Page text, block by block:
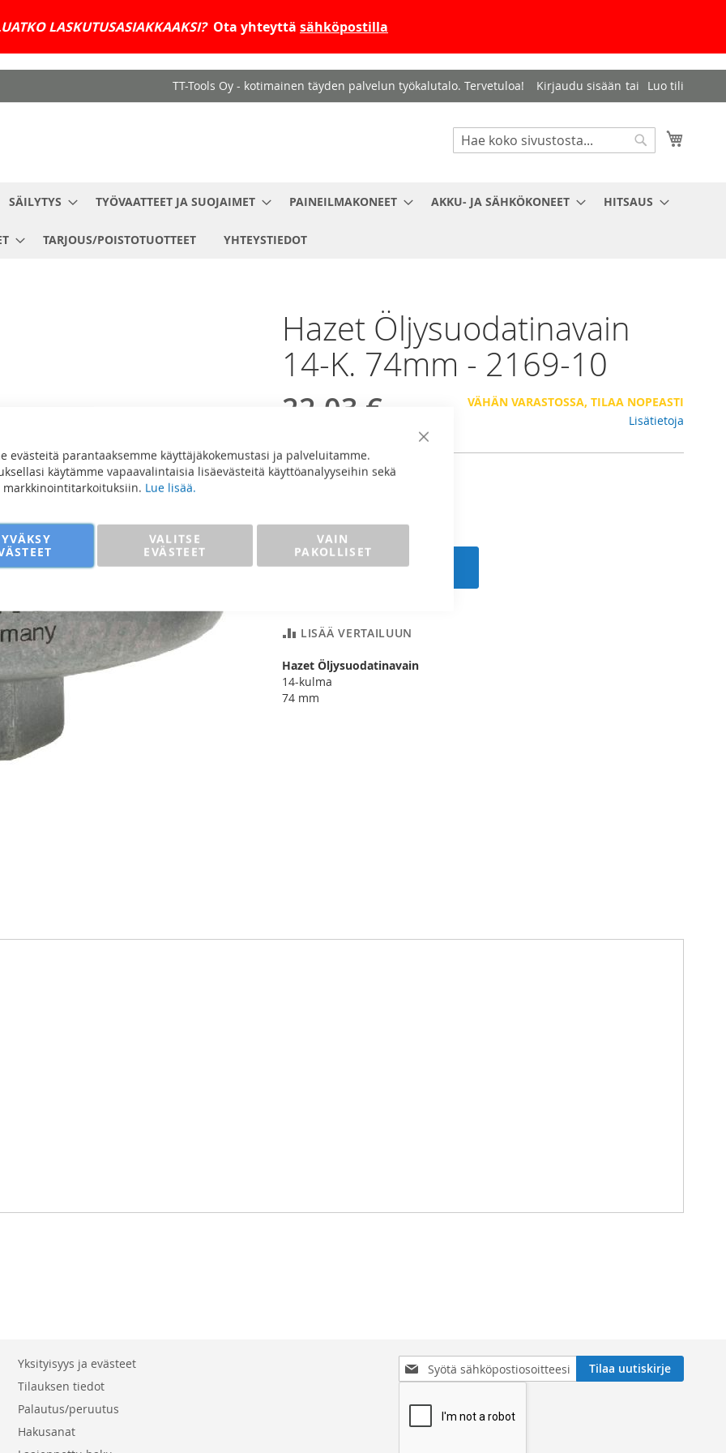
Sulje
evästeitä parantaaksemme käyttäjäkokemustasi ja palveluitamme.
käytämme vapaavalintaisia lisäevästeitä käyttöanalyyseihin sekä
markkinointitarkoituksiin. Lue lisää.
VALITSE
EVÄSTEET
VAIN
PAKOLLISET
LASKUTUSASIAKKAAKSI?Ota yhteyttä sähköpostilla
TT-Tools Oy - kotimainen täyden palvelun työkalutalo. Tervetuloa! Kirjaudu sisään Luo tili
Haku
Haku
SÄILYTYS TYÖVAATTEET JA SUOJAIMET PAINEILMAKONEET AKKU- JA SÄHKÖKONEET HITSAUS
TARJOUS/POISTOTUOTTEET YHTEYSTIEDOT
Hazet Öljysuodatinavain
14-K. 74mm - 2169-10
22,03 €
VÄHÄN VARASTOSSA, TILAA NOPEASTI
Lisätietoja
Lisää ostoskoriin
LISÄÄ VERTAILUUN
Hazet Öljysuodatinavain
14-kulma
74 mm
Tilaa
uutiskirjeemme:
Tilaa uutiskirje
Yksityisyys ja evästeet
Tilauksen tiedot
Palautus/peruutus
Hakusanat